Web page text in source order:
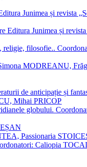
Junimea și revista
Editura Junimea și
religie, filosofie..
MODREANU,
de anticipație și
Mihai PRICOP
globului.
Passionaria
Caliopia